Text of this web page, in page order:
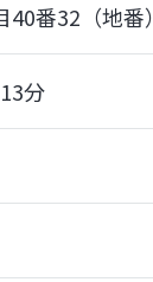
番32（地番）
分